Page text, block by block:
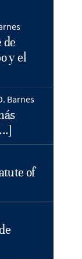
de
y el
Barnes
of